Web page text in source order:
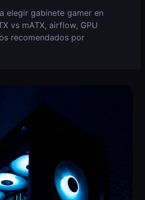
elegir gabinete gamer en
vs mATX, airflow, GPU
recomendados por